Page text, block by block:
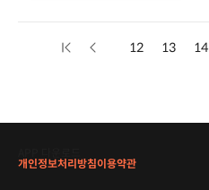
12 13 14
개인정보처리방침이용약관